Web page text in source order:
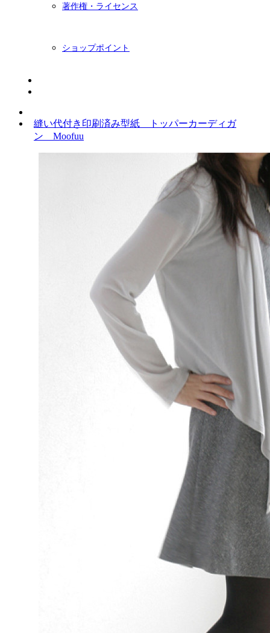
著作権・ライセンス
ショップポイント
縫い代付き印刷済み型紙 トッパーカーディガ
ン Moofuu